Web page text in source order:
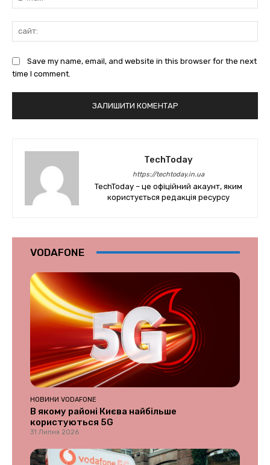
Save my name, email, and website in this browser for the next
time I comment.
TechToday
https://techtoday.in.ua
TechToday – це офіційний акаунт, яким
користується редакція ресурсу
VODAFONE
НОВИНИ VODAFONE
В якому районі Києва найбільше
користуються 5G
31 Липня 2026